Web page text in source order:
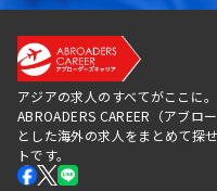
アジアの求人のすべてがここに。
ABROADERS CAREER（アブ
とした海外の求人をまとめて探
トです。